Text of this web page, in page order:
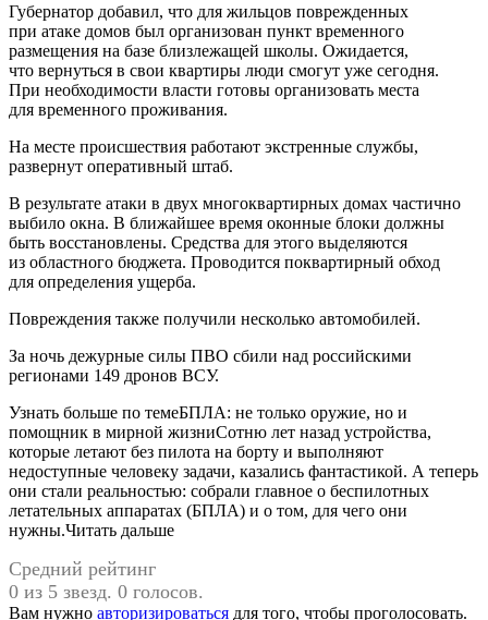
Губернатор добавил, что для жильцов поврежденных
при атаке домов был организован пункт временного
размещения на базе близлежащей школы. Ожидается,
что вернуться в свои квартиры люди смогут уже сегодня.
При необходимости власти готовы организовать места
для временного проживания.
На месте происшествия работают экстренные службы,
развернут оперативный штаб.
В результате атаки в двух многоквартирных домах частично
выбило окна. В ближайшее время оконные блоки должны
быть восстановлены. Средства для этого выделяются
из областного бюджета. Проводится поквартирный обход
для определения ущерба.
Повреждения также получили несколько автомобилей.
За ночь дежурные силы ПВО сбили над российскими
регионами 149 дронов ВСУ.
Узнать больше по темеБПЛА: не только оружие, но и
помощник в мирной жизниСотню лет назад устройства,
которые летают без пилота на борту и выполняют
недоступные человеку задачи, казались фантастикой. А теперь
они стали реальностью: собрали главное о беспилотных
летательных аппаратах (БПЛА) и о том, для чего они
нужны.Читать дальше
Средний рейтинг
0 из 5 звезд. 0 голосов.
Вам нужно авторизироваться для того, чтобы проголосовать.